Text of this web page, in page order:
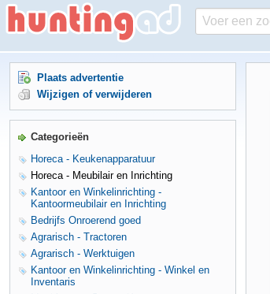
Plaats advertentie
Wijzigen of verwijderen
Categorieën
Horeca - Keukenapparatuur
Horeca - Meubilair en Inrichting
Kantoor en Winkelinrichting -
Kantoormeubilair en Inrichting
Bedrijfs Onroerend goed
Agrarisch - Tractoren
Agrarisch - Werktuigen
Kantoor en Winkelinrichting - Winkel en
Inventaris